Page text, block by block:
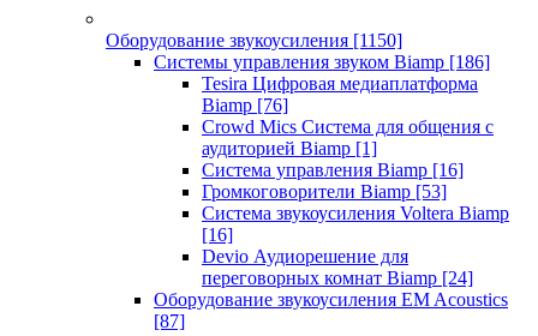
Оборудование звукоусиления [1150]
Системы управления звуком Biamp [186]
Tesira Цифровая медиаплатформа
Biamp [76]
Crowd Mics Система для общения с
аудиторией Biamp [1]
Система управления Biamp [16]
Громкоговорители Biamp [53]
Система звукоусиления Voltera Biamp
[16]
Devio Аудиорешение для
переговорных комнат Biamp [24]
Оборудование звукоусиления EM Acoustics
[87]